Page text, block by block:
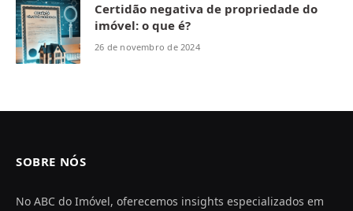
Certidão negativa de propriedade do
imóvel: o que é?
26 de novembro de 2024
SOBRE NÓS
No ABC do Imóvel, oferecemos insights especializados em